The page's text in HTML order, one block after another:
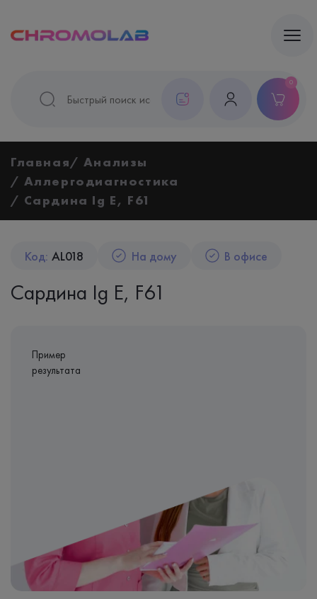
0
Главная
Анализы
Аллергодиагностика
Сардина Ig E, F61
Код: AL018 На дому В офисе
Сардина Ig E, F61
Пример
результата